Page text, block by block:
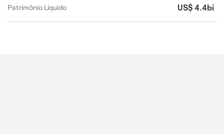
Patrimônio Líquido US$ 4.4bi